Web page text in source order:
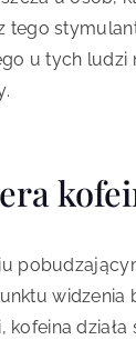
tego
u tych
kofeina